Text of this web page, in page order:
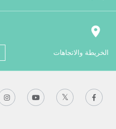
الخريطة والاتجاهات